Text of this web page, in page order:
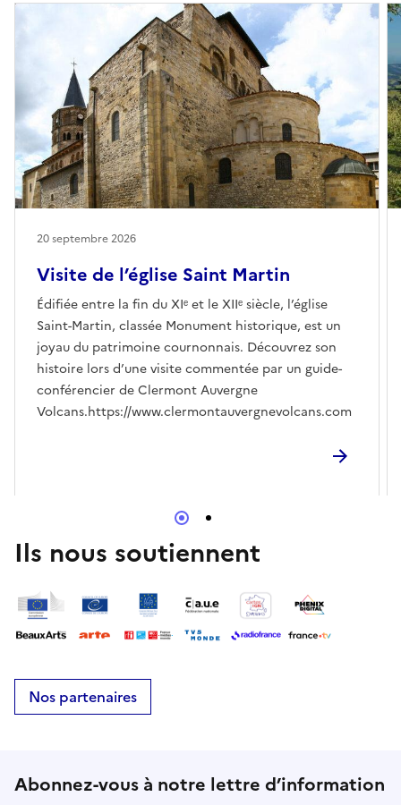
Visite de l’église Saint Martin
Édifiée entre la fin du XIᵉ et le XIIᵉ siècle, l’église
Saint-Martin, classée Monument historique, est un
joyau du patrimoine cournonnais. Découvrez son
histoire lors d’une visite commentée par un guide-
conférencier de Clermont Auvergne
Volcans.https://www.clermontauvergnevolcans.com
20 septembre 2026
Ils nous soutiennent
Nos partenaires
Abonnez-vous à notre lettre d’information